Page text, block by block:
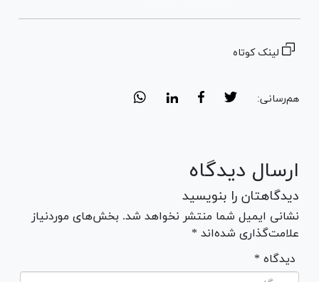
لینک کوتاه
هم‌رسانی:
ارسال دیدگاه
دیدگاهتان را بنویسید
نشانی ایمیل شما منتشر نخواهد شد. بخش‌های موردنیاز
علامت‌گذاری شده‌اند *
* دیدگاه